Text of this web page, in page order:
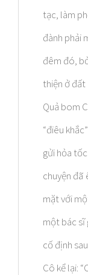
tạc, làm
đành phải
đêm đó,
thiện ở đất
Quả bom
“điêu
gửi hỏa
chuyện đã
mặt với
một bác sĩ
cố định
Cô kể lại: